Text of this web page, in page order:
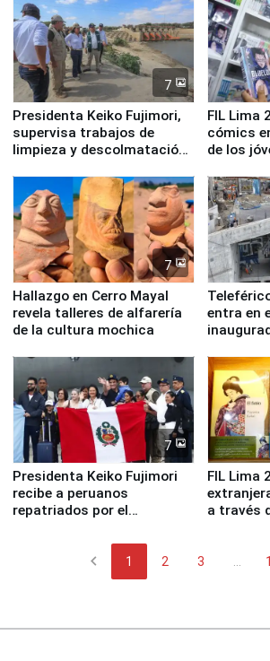
7
Presidenta Keiko Fujimori,
supervisa trabajos de
limpieza y descolmatación
FIL Lima
cómics
de los
7
Hallazgo en Cerro Mayal
revela talleres de alfarería
de la cultura mochica
entra en
7
Presidenta Keiko Fujimori
recibe a peruanos
repatriados por el
FIL Lima
a través
chevron_left 1 2 3